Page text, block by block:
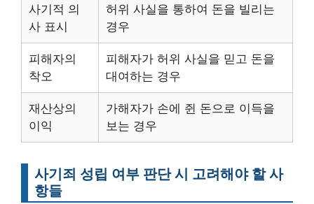
사기적 의
사 표시
허위 사실을 통하여 돈을 빌리는
경우
피해자의
착오
피해자가 허위 사실을 믿고 돈을
대여하는 경우
재산상의
이익
가해자가 손에 쥔 돈으로 이득을
보는 경우
사기죄 성립 여부 판단 시 고려해야 할 사
항들